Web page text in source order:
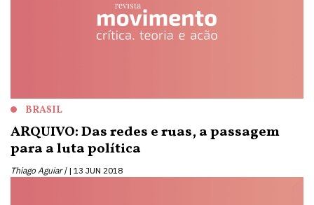
BRASIL
ARQUIVO: Das redes e ruas, a passagem
para a luta política
Thiago Aguiar | 13 JUN 2018